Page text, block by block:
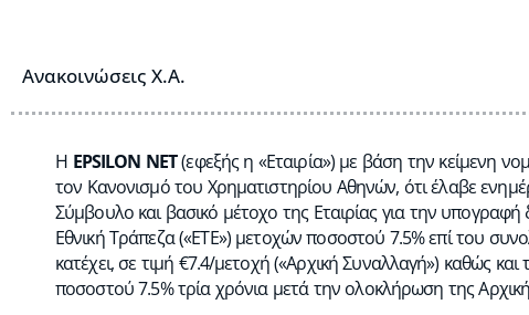
Ανακοινώσεις Χ.Α.
Η EPSILON NET(εφεξής η «Εταιρία») με βάση την κείμενη
τον Κανονισμό του Χρηματιστηρίου Αθηνών, ότι έλαβε
Σύμβουλο και βασικό μέτοχο της Εταιρίας για την
Εθνική Τράπεζα («ΕΤΕ») μετοχών ποσοστού 7.5% επί του
κατέχει, σε τιμή €7.4/μετοχή («Αρχική Συναλλαγή») καθώς
ποσοστού 7.5% τρία χρόνια μετά την ολοκλήρωση της